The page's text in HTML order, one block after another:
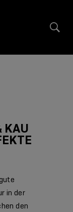
KAU
in der
den